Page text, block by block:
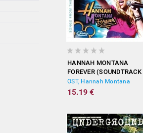
HANNAH MONTANA
FOREVER (SOUNDTRACK
FROM THE TV SERIES)
OST, Hannah Montana
15.19 €